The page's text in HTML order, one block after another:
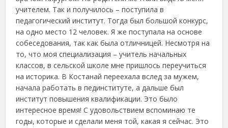
учителем. Так и получилось – поступила в
педагогический институт. Тогда был большой конкурс,
на одно место 12 человек. Я же поступала на основе
собеседования, так как была отличницей. Несмотря на
то, что моя специализация – учитель начальных
классов, в сельской школе мне пришлось переучиться
на историка. В Костанай переехала вслед за мужем,
начала работать в пед­институте, а дальше был
институт повышения квалификации. Это было
интересное время! С удовольствием вспоминаю те
годы, которые и сделали меня той, какая я сейчас. Это